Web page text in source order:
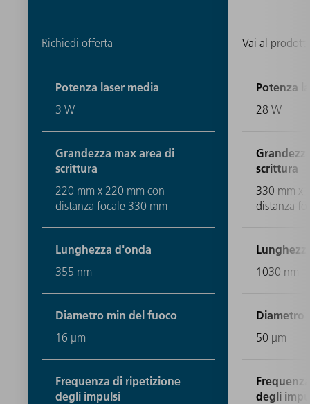
Richiedi offerta
Potenza laser media
3 W
Grandezza max area di
scrittura
220 mm x 220 mm con
distanza focale 330 mm
Lunghezza d'onda
355 nm
Diametro min del fuoco
16 μm
Frequenza di ripetizione
degli impulsi
Vai al
Potenza
28 W
scrittura
330 mm x
distanza
1030 nm
Diametro
50 μm
degli